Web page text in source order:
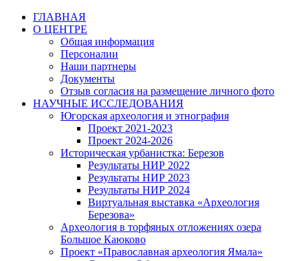
Перейти
содержимому
ГЛАВНАЯ
О ЦЕНТРЕ
Общая информация
Персоналии
Наши партнеры
Документы
Отзыв согласия на размещение личного фото
НАУЧНЫЕ ИССЛЕДОВАНИЯ
Югорская археология и этнография
Проект 2021-2023
Проект 2024-2026
Историческая урбанистка: Березов
Результаты НИР 2022
Результаты НИР 2023
Результаты НИР 2024
Виртуальная выставка «Археология
Березова»
Археология в торфяных отложениях озера
Большое Каюково
Проект «Православная археология Ямала»